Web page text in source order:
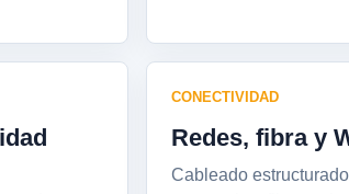
CONECTIVIDAD
Redes, fibra y
Cableado